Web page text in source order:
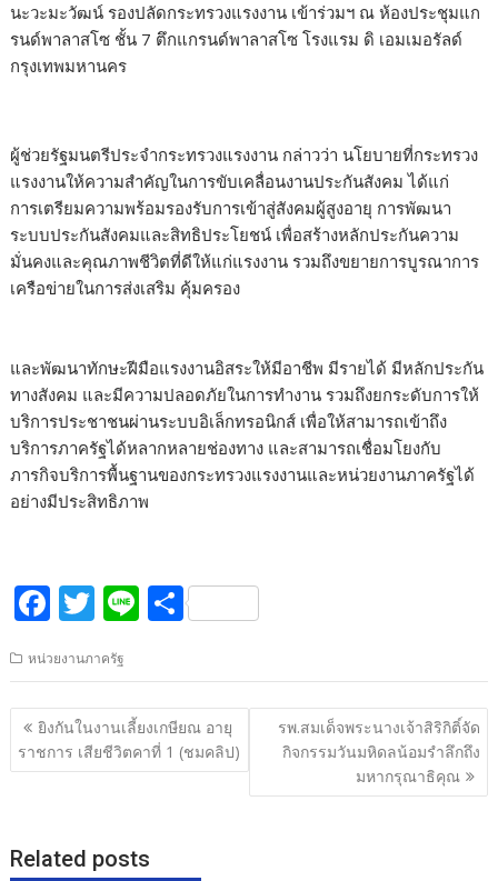
นะวะมะวัฒน์ รองปลัดกระทรวงแรงงาน เข้าร่วมฯ ณ ห้องประชุมแก
รนด์พาลาสโซ ชั้น 7 ตึกแกรนด์พาลาสโซ โรงแรม ดิ เอมเมอรัลด์
กรุงเทพมหานคร
ผู้ช่วยรัฐมนตรีประจำกระทรวงแรงงาน กล่าวว่า นโยบายที่กระทรวง
แรงงานให้ความสำคัญในการขับเคลื่อนงานประกันสังคม ได้แก่
การเตรียมความพร้อมรองรับการเข้าสู่สังคมผู้สูงอายุ การพัฒนา
ระบบประกันสังคมและสิทธิประโยชน์ เพื่อสร้างหลักประกันความ
มั่นคงและคุณภาพชีวิตที่ดีให้แก่แรงงาน รวมถึงขยายการบูรณาการ
เครือข่ายในการส่งเสริม คุ้มครอง
และพัฒนาทักษะฝีมือแรงงานอิสระให้มีอาชีพ มีรายได้ มีหลักประกัน
ทางสังคม และมีความปลอดภัยในการทำงาน รวมถึงยกระดับการให้
บริการประชาชนผ่านระบบอิเล็กทรอนิกส์ เพื่อให้สามารถเข้าถึง
บริการภาครัฐได้หลากหลายช่องทาง และสามารถเชื่อมโยงกับ
ภารกิจบริการพื้นฐานของกระทรวงแรงงานและหน่วยงานภาครัฐได้
อย่างมีประสิทธิภาพ
F
e
b
o
o
T
itt
er
Li
e
S
ar
e
หน่วยงานภาครัฐ
แนะแนว
เรื่อง
ยิงกันในงานเลี้ยงเกษียณ อายุ
ราชการ เสียชีวิตคาที่ 1 (ชมคลิป)
รพ.สมเด็จพระนางเจ้าสิริกิติ์จัด
กิจกรรมวันมหิดลน้อมรำลึกถึง
มหากรุณาธิคุณ
Related posts